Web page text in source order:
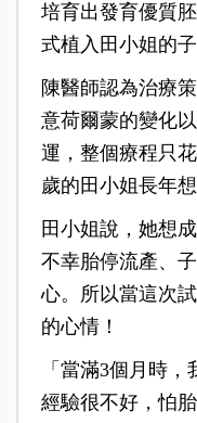
培育出發育優質
式植入田小姐的
陳醫師認為治療
意荷爾蒙的變化
運，整個療程只
歲的田小姐長年
田小姐說，她想
不幸胎停流產、
心。所以當這次
的心情！
「當滿3個月時
經驗很不好，怕